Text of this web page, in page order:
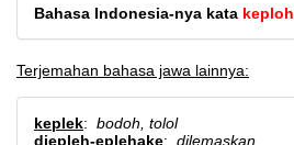
Bahasa Indonesia-nya kata keploh
Terjemahan bahasa jawa lainnya:
keplek: bodoh, tolol
diepleh-eplehake: dilemaskan